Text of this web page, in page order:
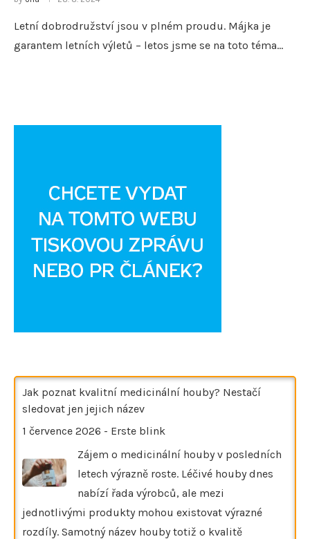
Letní dobrodružství jsou v plném proudu. Májka je
garantem letních výletů – letos jsme se na toto téma…
Jak poznat kvalitní medicinální houby? Nestačí
sledovat jen jejich název
1 července 2026 - Erste blink
Zájem o medicinální houby v posledních
letech výrazně roste. Léčivé houby dnes
nabízí řada výrobců, ale mezi
jednotlivými produkty mohou existovat výrazné
rozdíly. Samotný název houby totiž o kvalitě